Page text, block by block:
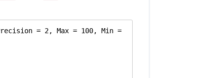
= 2, Max = 100